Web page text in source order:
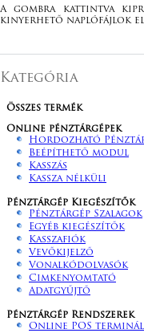
A gombra kattintva
kinyerhető naplófájlok
Kategória
Összes termék
Online pénztárgépek
Hordozható
Beépíthető modul
Kasszás
Kassza nélküli
Pénztárgép Kiegészítők
Pénztárgép Szalagok
Egyéb kiegészítők
Kasszafiók
Vevőkijelző
Vonalkódolvasók
Cimkenyomtató
Adatgyűjtő
Pénztárgép Rendszerek
Online POS